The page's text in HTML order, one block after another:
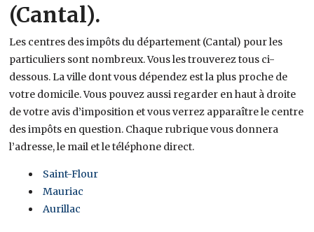
(Cantal).
Les centres des impôts du département (Cantal) pour les
particuliers sont nombreux. Vous les trouverez tous ci-
dessous. La ville dont vous dépendez est la plus proche de
votre domicile. Vous pouvez aussi regarder en haut à droite
de votre avis d’imposition et vous verrez apparaître le centre
des impôts en question. Chaque rubrique vous donnera
l’adresse, le mail et le téléphone direct.
Saint-Flour
Mauriac
Aurillac